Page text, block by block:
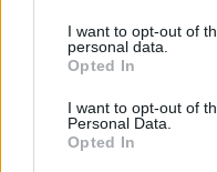
I want to opt-out of
personal data.
Opted In
I want to opt-out of
Personal Data.
Opted In
2026. augusztus 06.,